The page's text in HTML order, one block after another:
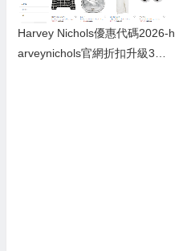
Harvey Nichols優惠代碼2026-h
arveynichols官網折扣升級3折